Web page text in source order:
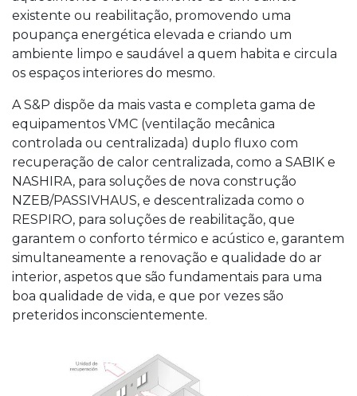
existente ou reabilitação, promovendo uma
poupança energética elevada e criando um
ambiente limpo e saudável a quem habita e circula
os espaços interiores do mesmo.
A S&P dispõe da mais vasta e completa gama de
equipamentos VMC (ventilação mecânica
controlada ou centralizada) duplo fluxo com
recuperação de calor centralizada, como a SABIK e
NASHIRA, para soluções de nova construção
NZEB/PASSIVHAUS, e descentralizada como o
RESPIRO, para soluções de reabilitação, que
garantem o conforto térmico e acústico e, garantem
simultaneamente a renovação e qualidade do ar
interior, aspetos que são fundamentais para uma
boa qualidade de vida, e que por vezes são
preteridos inconscientemente.